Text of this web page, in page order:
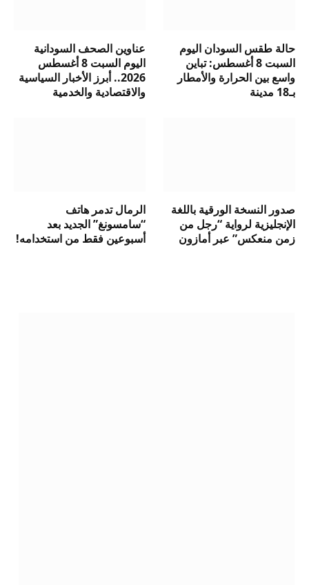
حالة طقس السودان اليوم
السبت 8 أغسطس: تباين
واسع بين الحرارة والأمطار
بـ18 مدينة
عناوين الصحف السودانية
اليوم السبت 8 أغسطس
2026.. أبرز الأخبار السياسية
والاقتصادية والخدمية
صدور النسخة الورقية باللغة
الإنجليزية لرواية “رجل من
زمن منعكس” عبر أمازون
الرمال تدمر هاتف
“سامسونغ” الجديد بعد
أسبوعين فقط من استخدامه!